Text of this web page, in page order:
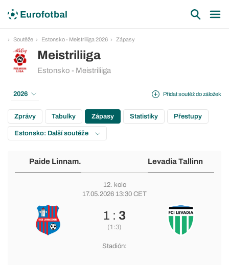
Soutěže Estonsko - Meistriliiga 2026 Zápasy
Meistriliiga
Estonsko - Meistriliiga
Přidat soutěž do záložek
2026
Zprávy Tabulky Zápasy Statistiky Přestupy
Estonsko: Další soutěže
Paide Linnam. Levadia Tallinn
12. kolo
17.05.2026 13:30 CET
1 : 3
(1:3)
Stadión: